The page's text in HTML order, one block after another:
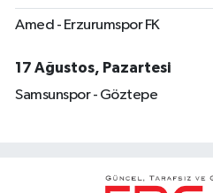
Amed - Erzurumspor FK
17 Ağustos, Pazartesi
Samsunspor - Göztepe